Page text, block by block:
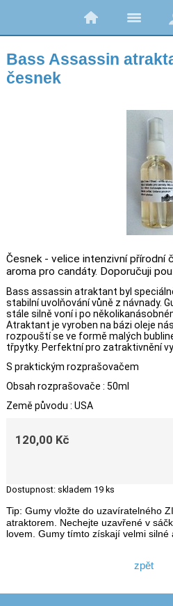
Bass Assassin
česnek
Česnek - velice intenzivní přírodní
aroma pro candáty. Doporučuji
Bass assassin atraktant byl
stabilní uvolňování vůně z návnady.
stále silně voní i po
Atraktant je vyroben na bázi oleje
rozpouští se ve formě malých
třpytky. Perfektní pro zatraktivnění
S praktickým rozprašovačem
Obsah rozprašovače : 50ml
Země původu : USA
120,00 Kč
Dostupnost: skladem 19 ks
Tip: Gumy vložte do uzavíratelného
atraktorem. Nechejte uzavřené v
lovem. Gumy tímto získají velmi silné
zpět